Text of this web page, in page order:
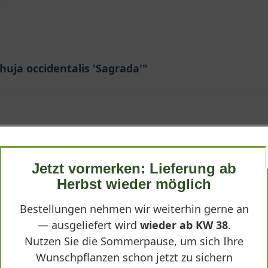
occidentalis 'Sagrada'"
Wuchsform auf. Die verdrehten, skulpturalen Triebe
Jetzt vormerken: Lieferung ab
Herbst wieder möglich
Bestellungen nehmen wir weiterhin gerne an
— ausgeliefert wird wieder ab KW 38.
Nutzen Sie die Sommerpause, um sich Ihre
Wunschpflanzen schon jetzt zu sichern